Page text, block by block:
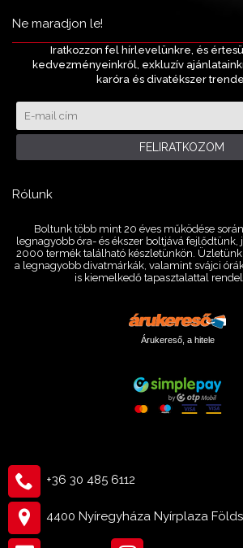
Ne maradjon le!
Iratkozzon fel hírlevelünkre, és
kedvezményeinkről, exkluzív
karóra és divatékszer
FELIRATKOZOM
Rólunk
Boltunk több mint 20 éves működése
legnagyobb óra- és ékszer boltjává
2000 termék található készletünkön.
a legnagyobb divatmárkák, valamint svájci
is kiemelkedő tapasztalattal
Árukereső, a hitele
+36 30 485 6112
4400 Nyíregyháza Nyírplaza